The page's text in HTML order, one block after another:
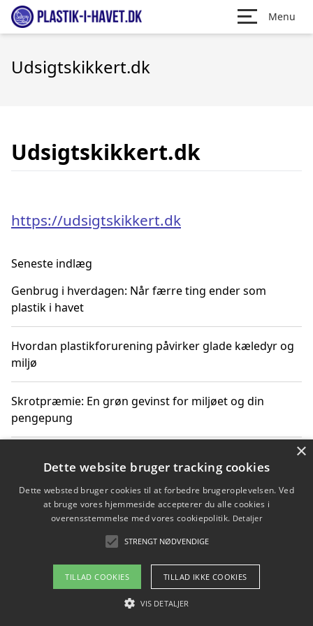
Menu
Udsigtskikkert.dk
Udsigtskikkert.dk
https://udsigtskikkert.dk
Seneste indlæg
Genbrug i hverdagen: Når færre ting ender som
plastik i havet
Hvordan plastikforurening påvirker glade kæledyr og
miljø
Skrotpræmie: En grøn gevinst for miljøet og din
pengepung
Hvordan blåfade med rist kan hjælpe med at reducere
plastik i havet
Spil kasinospil på et troværdigt online casino: Din
guide til sikker og sjov underholdning
Copyright 2026 - Pilanto Aps
Om / kontakt
×
Dette website bruger tracking cookies
Dette websted bruger cookies til at forbedre brugeroplevelsen. Ved
at bruge vores hjemmeside accepterer du alle cookies i
overensstemmelse med vores cookiepolitik. Detaljer
STRENGT NØDVENDIGE
TILLAD COOKIES TILLAD IKKE COOKIES
VIS DETALJER